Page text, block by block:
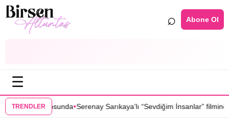
⌕ Abone Ol
☰
TRENDLER
dizisinin kadrosunda•Serenay Sarıkaya’lı “Sevdiğim İnsanlar”